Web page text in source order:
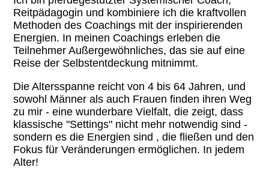
Reitpädagogin und kombiniere ich die kraftvollen
Methoden des Coachings mit der inspirierenden
Energien. In meinen Coachings erleben die
Teilnehmer Außergewöhnliches, das sie auf eine
Reise der Selbstentdeckung mitnimmt.
Die Altersspanne reicht von 4 bis 64 Jahren, und
sowohl Männer als auch Frauen finden ihren Weg
zu mir - eine wunderbare Vielfalt, die zeigt, dass
klassische "Settings" nicht mehr notwendig sind -
sondern es die Energien sind , die fließen und den
Fokus für Veränderungen ermöglichen. In jedem
Alter!